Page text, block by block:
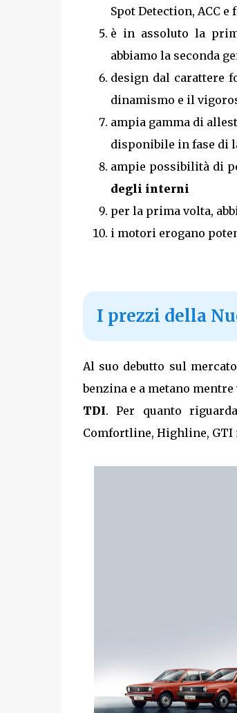
Spot Detection, ACC
è in assoluto la
abbiamo la seconda
design dal carattere
dinamismo e il
ampia gamma di
disponibile in fase di
ampie possibilità di
degli interni
per la prima volta,
i motori erogano
I prezzi della
Al suo debutto sul
benzina e a metano
TDI. Per quanto
Comfortline, Highline, GTI